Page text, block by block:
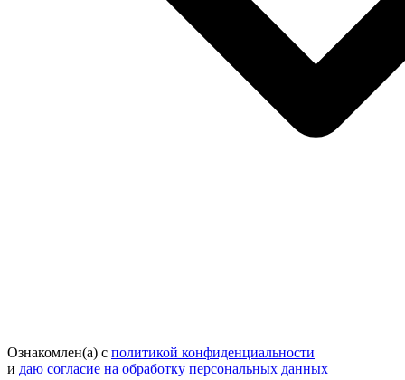
Ознакомлен(а) с политикой конфиденциальности
и даю согласие на обработку персональных данных